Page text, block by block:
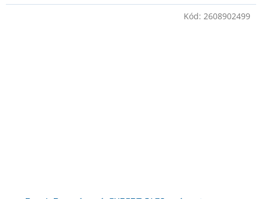
Kód: 2608902499